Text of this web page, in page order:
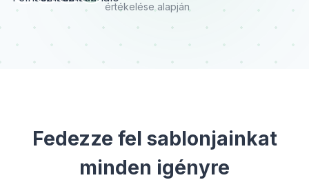
értékelése alapján
Fedezze fel sablonjainkat
minden igényre